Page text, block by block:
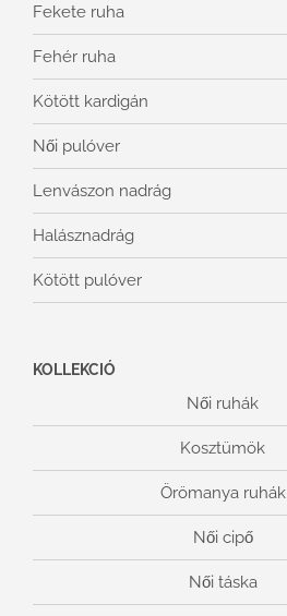
Fekete ruha
Fehér ruha
Kötött kardigán
Női pulóver
Lenvászon nadrág
Halásznadrág
Kötött pulóver
KOLLEKCIÓ
Női ruhák
Kosztümök
Örömanya ruhák
Női cipő
Női táska